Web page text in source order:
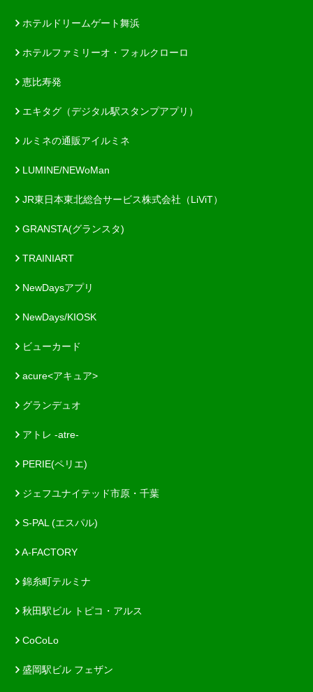
ホテルドリームゲート舞浜
ホテルファミリーオ・フォルクローロ
恵比寿発
エキタグ（デジタル駅スタンプアプリ）
ルミネの通販アイルミネ
LUMINE/NEWoMan
JR東日本東北総合サービス株式会社（LiViT）
GRANSTA(グランスタ)
TRAINIART
NewDaysアプリ
NewDays/KIOSK
ビューカード
acure<アキュア>
グランデュオ
アトレ -atre-
PERIE(ペリエ)
ジェフユナイテッド市原・千葉
S-PAL (エスパル)
A-FACTORY
錦糸町テルミナ
秋田駅ビル トピコ・アルス
CoCoLo
盛岡駅ビル フェザン